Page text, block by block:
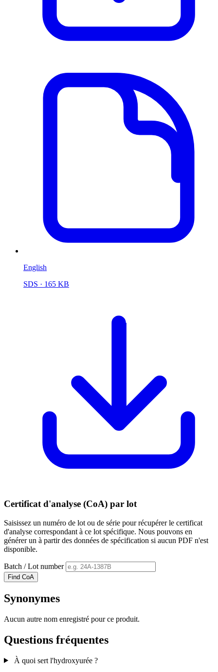
English
SDS · 165 KB
Certificat d'analyse (CoA) par lot
Saisissez un numéro de lot ou de série pour récupérer le certificat
d'analyse correspondant à ce lot spécifique. Nous pouvons en
générer un à partir des données de spécification si aucun PDF n'est
disponible.
Batch / Lot number
Find CoA
Synonymes
Aucun autre nom enregistré pour ce produit.
Questions fréquentes
À quoi sert l'hydroxyurée ?